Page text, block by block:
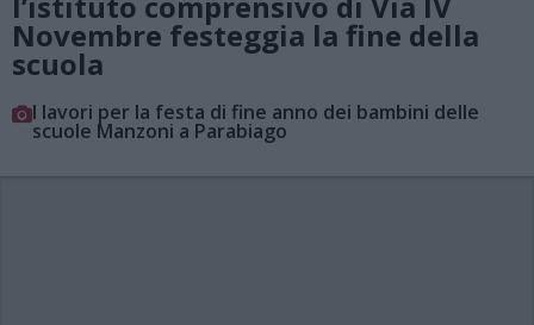
Novembre festeggia la fine della
scuola
I lavori per la festa di fine anno dei bambini delle
scuole Manzoni a Parabiago